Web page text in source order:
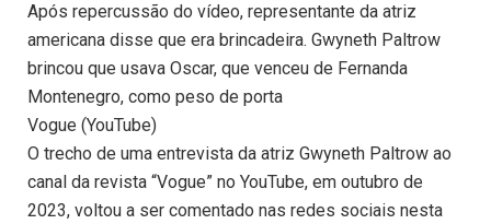
Após repercussão do vídeo, representante da atriz
americana disse que era brincadeira. Gwyneth Paltrow
brincou que usava Oscar, que venceu de Fernanda
Montenegro, como peso de porta
Vogue (YouTube)
O trecho de uma entrevista da atriz Gwyneth Paltrow ao
canal da revista “Vogue” no YouTube, em outubro de
2023, voltou a ser comentado nas redes sociais nesta